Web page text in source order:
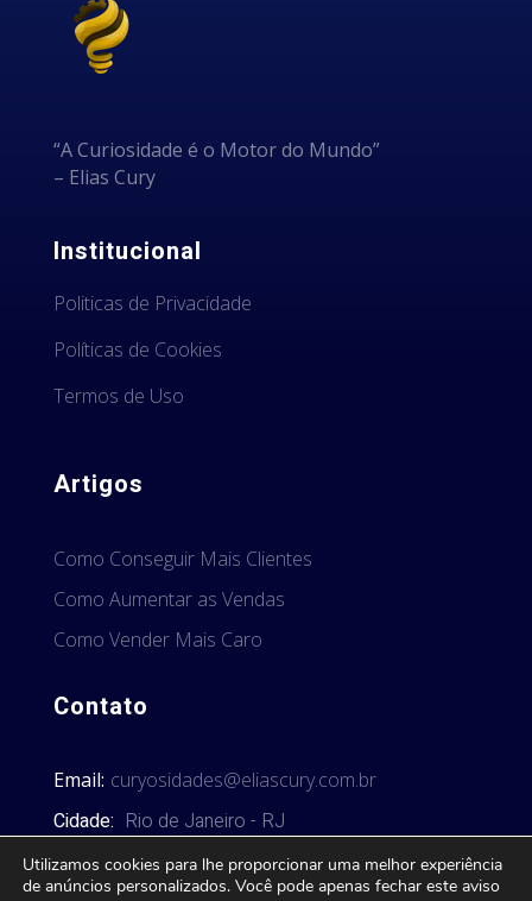
“A Curiosidade é o Motor do Mundo”
– Elias Cury
Institucional
Politicas de Privacidade
Políticas de Cookies
Termos de Uso
Artigos
Como Conseguir Mais Clientes
Como Aumentar as Vendas
Como Vender Mais Caro
Contato
Email: curyosidades@eliascury.com.br
Cidade: Rio de Janeiro - RJ
Utilizamos cookies para lhe proporcionar uma melhor experiência
de anúncios personalizados. Você pode apenas fechar este aviso